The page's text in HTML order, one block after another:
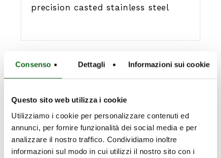
Consenso Dettagli Informazioni sui cookie
Questo sito web utilizza i cookie
Utilizziamo i cookie per personalizzare contenuti ed
annunci, per fornire funzionalità dei social media e per
analizzare il nostro traffico. Condividiamo inoltre
informazioni sul modo in cui utilizzi il nostro sito con i
precision casted stainless steel